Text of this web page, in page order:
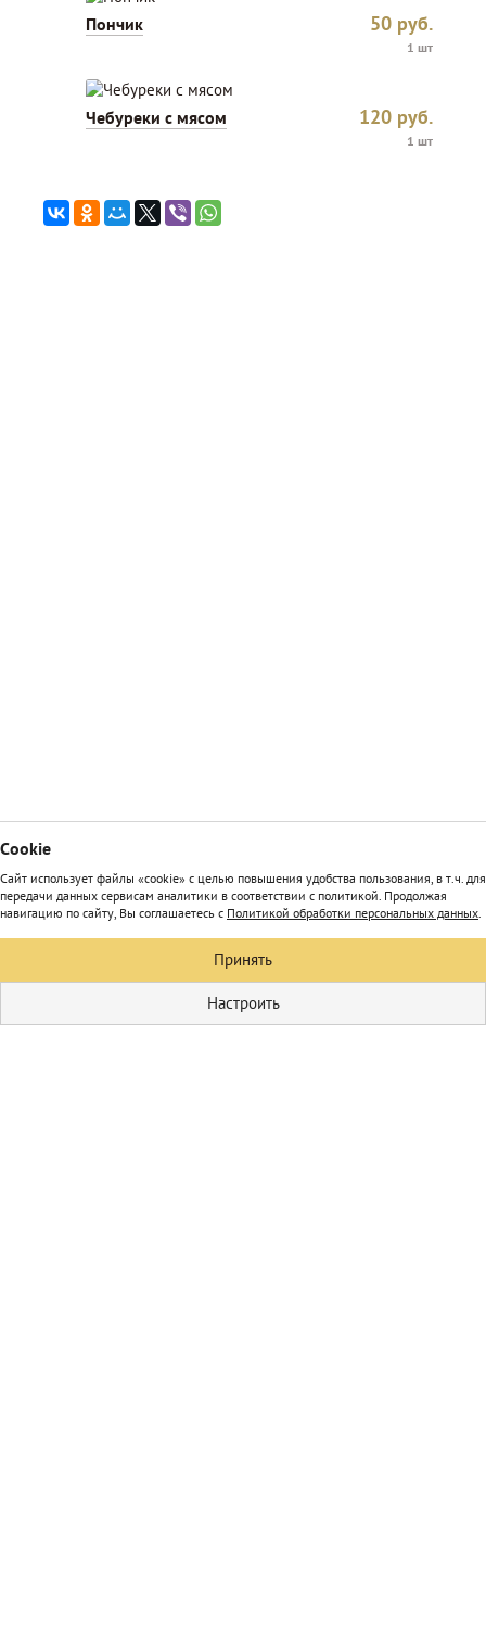
Пончик 50 руб.
1 шт
Чебуреки с мясом 120 руб.
1 шт
Сookie
Сайт использует файлы «cookie» с целью повышения удобства пользования, в т.ч. для
передачи данных сервисам аналитики в соответствии с политикой. Продолжая
навигацию по сайту, Вы соглашаетесь с Политикой обработки персональных данных.
Принять
Настроить